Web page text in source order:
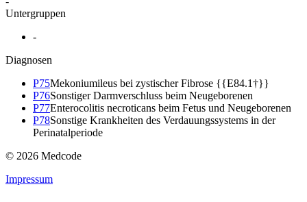
Untergruppen
-
Diagnosen
P75Mekoniumileus bei zystischer Fibrose {{E84.1†}}
P76Sonstiger Darmverschluss beim Neugeborenen
P77Enterocolitis necroticans beim Fetus und Neugeborenen
P78Sonstige Krankheiten des Verdauungssystems in der
Perinatalperiode
© 2026 Medcode
Impressum